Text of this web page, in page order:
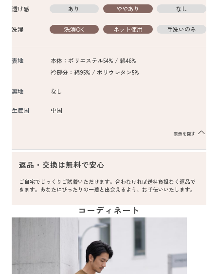
透け感 あり ややあり なし
洗濯 洗濯OK ネット使用 手洗いのみ
表地
本体：ポリエステル54% / 綿46%
衿部分：綿95% / ポリウレタン5%
裏地 なし
生産国 中国
表示を隠す
返品・交換は無料で安心
ご自宅でじっくりご試着いただけます。合わなければ送料負担なく返品で
きます。あなたにぴったりの一着と出会えるよう、お手伝いいたします。
コーディネート